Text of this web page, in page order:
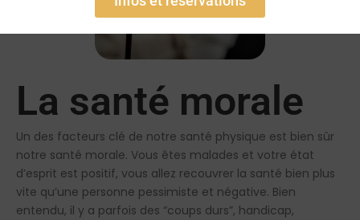
La santé morale
Un des facteurs clé de notre santé physique est bien sûr
notre santé morale. Vous êtes malades et votre état
d’esprit est positif, vous allez recouvrer la santé bien plus
vite qu’une personne pessimiste et négative. Bien
entendu, il y a parfois des “coups durs”, handicap,